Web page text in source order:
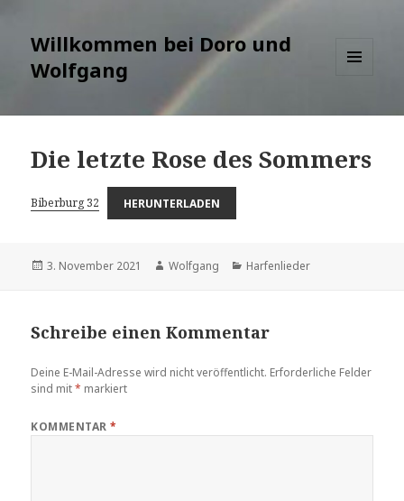
Willkommen bei Doro und
Wolfgang
WIDGETS
Die letzte Rose des Sommers
Biberburg 32 HERUNTERLADEN
Veröffentlicht
3. November 2021 Autor
Wolfgang Kategorien
Harfenlieder
Schreibe einen Kommentar
Deine E-Mail-Adresse wird nicht veröffentlicht. Erforderliche Felder
sind mit* markiert
KOMMENTAR*